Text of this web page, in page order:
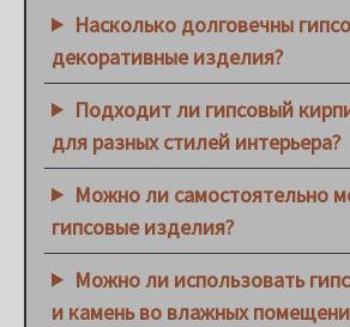
Насколько долговечны
декоративные изделия?
Подходит ли гипсовый
для разных стилей интерьера?
Можно ли самостоятельно
гипсовые изделия?
Можно ли использовать
и камень во влажных